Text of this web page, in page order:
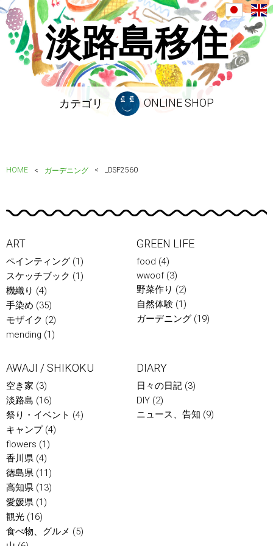
淡路島移住
カテゴリ ONLINE SHOP
HOME ガーデニング _DSF2560
ART
ペインティング (1)
スケッチブック (1)
機織り (4)
手染め (35)
モザイク (2)
mending (1)
GREEN LIFE
food (4)
wwoof(3)
野菜作り (2)
自然体験 (1)
ガーデニング (19)
AWAJI / SHIKOKU
空き家 (3)
淡路島 (16)
祭り・イベント (4)
キャンプ(4)
flowers (1)
香川県 (4)
徳島県 (11)
高知県 (13)
愛媛県 (1)
観光 (16)
食べ物、グルメ (5)
DIARY
日々の日記 (3)
DIY (2)
ニュース、告知 (9)